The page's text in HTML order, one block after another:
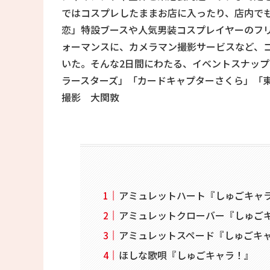
ではコスプレしたままお店に入ったり、店内
恋」特設ブースや人気男装コスプレイヤーの
ォーマンスに、カメラマン撮影サービスなど
いた。そんな2日間にわたる、イベントスナッ
ラースターズ」「カードキャプターさくら」
撮影 大関敦
アミュレットハート『しゅごキャ
アミュレットクローバー『しゅご
アミュレットスペード『しゅごキ
ほしな歌唄『しゅごキャラ！』